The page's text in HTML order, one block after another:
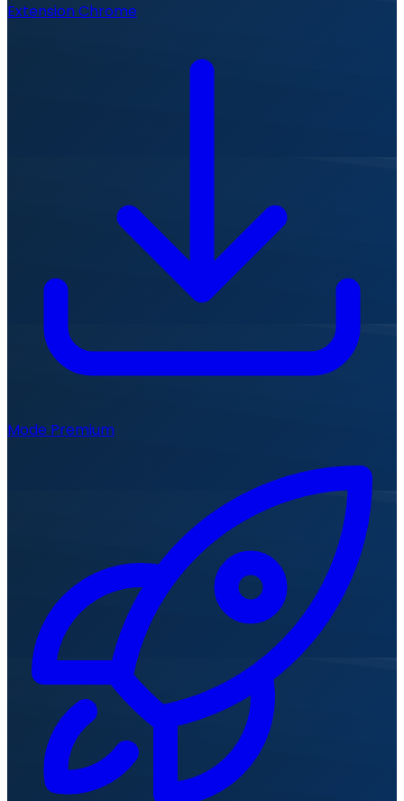
Extension Chrome
Mode Premium